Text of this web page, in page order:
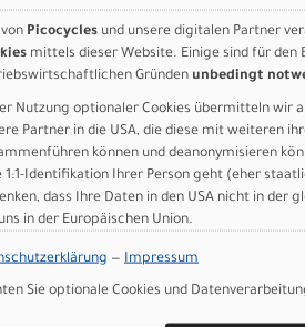
CL700, 160mm
CL700, 160mm
40 Disc, 24 Front, 24 Rear, Syncros
Fold, 700x34C
ONE Fold, 700x34C
out, CrMo rails
iL D-shape
40Nm max Torque, EU: 25kmh - INT:
Picocycles und unsere digitalen Partner
mittels dieser Website. Einige sind für den
Gründen unbedingt
Nutzung optionaler Cookies übermitteln wir
Partner in die USA, die diese mit weiteren
können und deanonymisieren
1:1-Identifikation Ihrer Person geht (eher
dass Ihre Daten in den USA nicht in der
in der Europäischen Union.
— Impressum
Sie optionale Cookies und